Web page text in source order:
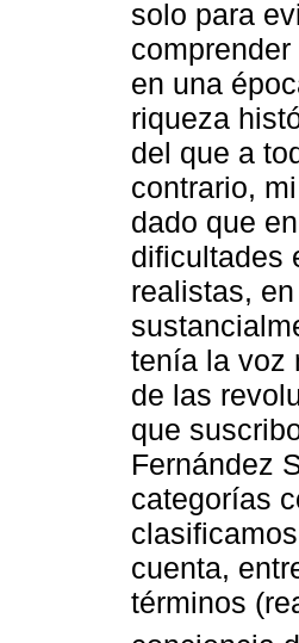
solo para
en una
riqueza
del que a
contrario,
dado que
dificultades
realistas,
tenía la voz
de las
que
Fernández
categorías
cuenta,
términos